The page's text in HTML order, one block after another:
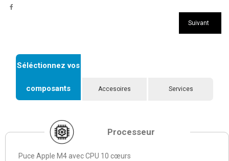
Suivant
Séléctionnez vos
composants Accesoires Services
Processeur
Puce Apple M4 avec CPU 10 cœurs